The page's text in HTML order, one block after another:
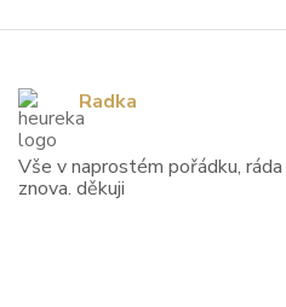
Vše v naprostém pořádku, ráda
znova. děkuji
Radka